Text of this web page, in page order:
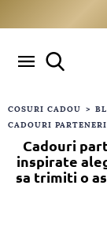
COSURI CADOU >
Cadouri
inspirate
sa trimiti o